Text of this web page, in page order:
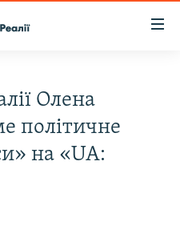
Олена
політичне
на «UA: